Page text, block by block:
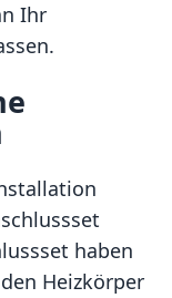
Ihr
haben
Heizkörper